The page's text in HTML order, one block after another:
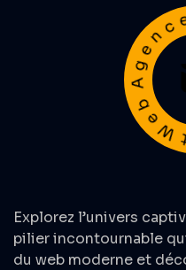
Explorez l’univers
pilier incontournable
du web moderne et